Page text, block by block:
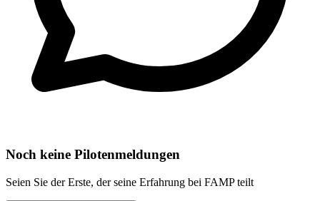
Noch keine Pilotenmeldungen
Seien Sie der Erste, der seine Erfahrung bei FAMP teilt